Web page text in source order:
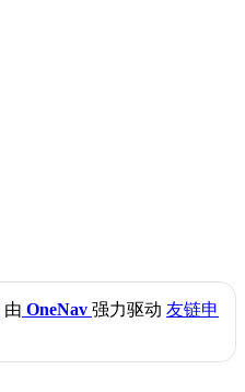
由 OneNav 强力驱动 友链申